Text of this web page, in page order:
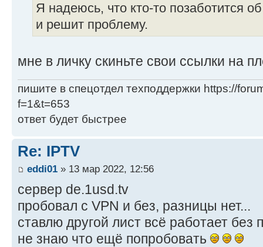
Я надеюсь, что кто-то позаботится
и решит проблему.
мне в личку скиньте свои ссылки на
пишите в спецотдел техподдержки https://
f=1&t=653
ответ будет быстрее
Re: IPTV
eddi01 » 13 мар 2022, 12:56
сервер de.1usd.tv
пробовал с VPN и без, разницы нет...
ставлю другой лист всё работает без
не знаю что ещё попробовать